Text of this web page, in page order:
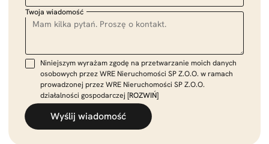
Twoja wiadomość
Niniejszym wyrażam zgodę na przetwarzanie moich danych
osobowych przez WRE Nieruchomości SP Z.O.O. w ramach
prowadzonej przez WRE Nieruchomości SP Z.O.O.
działalności gospodarczej [ROZWIŃ]
Wyślij wiadomość